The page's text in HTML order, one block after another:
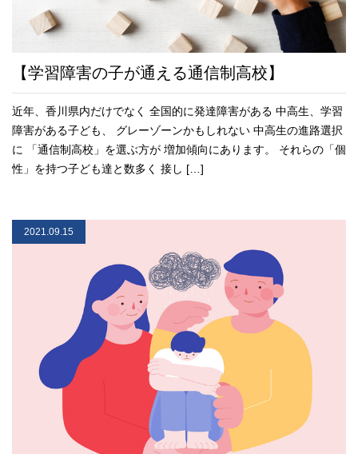
【学習障害の子が通える通信制高校】
近年、香川県内だけでなく 全国的に発達障害がある 中高生、学習
障害がある子ども、 グレーゾーンかもしれない 中高生の進路選択
に 「通信制高校」を選ぶ方が 増加傾向にあります。 それらの「個
性」を持つ子ども達と数多く 接し […]
2021.09.15